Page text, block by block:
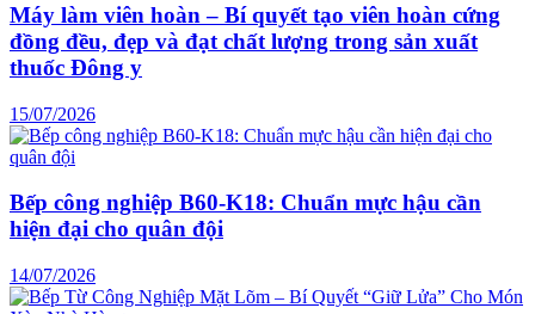
Máy làm viên hoàn – Bí quyết tạo viên hoàn cứng
đồng đều, đẹp và đạt chất lượng trong sản xuất
thuốc Đông y
15/07/2026
Bếp công nghiệp B60-K18: Chuẩn mực hậu cần
hiện đại cho quân đội
14/07/2026